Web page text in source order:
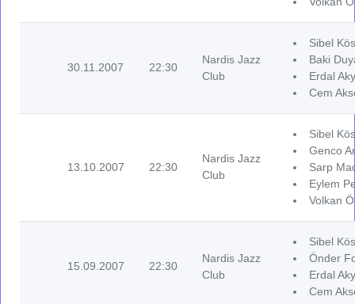
30.11.2007 22:30
Nardis Jazz
Club
Sibel
Baki
Erdal
Cem
13.10.2007 22:30
Nardis Jazz
Club
Sibel
Genco
Sarp
Eylem
Volkan
15.09.2007 22:30
Nardis Jazz
Club
Sibel
Önder
Erdal
Cem